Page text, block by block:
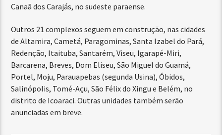
Canaã dos Carajás, no sudeste paraense.
Outros 21 complexos seguem em construção, nas cidades
de Altamira, Cametá, Paragominas, Santa Izabel do Pará,
Redenção, Itaituba, Santarém, Viseu, Igarapé-Miri,
Barcarena, Breves, Dom Eliseu, São Miguel do Guamá,
Portel, Moju, Parauapebas (segunda Usina), Óbidos,
Salinópolis, Tomé-Açu, São Félix do Xingu e Belém, no
distrito de Icoaraci. Outras unidades também serão
anunciadas em breve.